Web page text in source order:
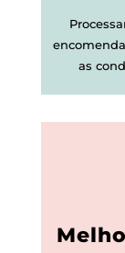
as